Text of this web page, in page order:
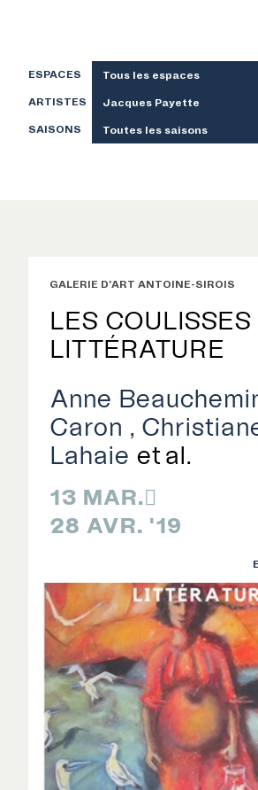
RECHERCHE
ESPACES
ARTISTES
SAISONS
LES
LITTÉRATURE
13 MAR.
28 AVR. '19
GALERIE D'ART ANTOINE-SIROIS
Anne
Caron
Lahaie